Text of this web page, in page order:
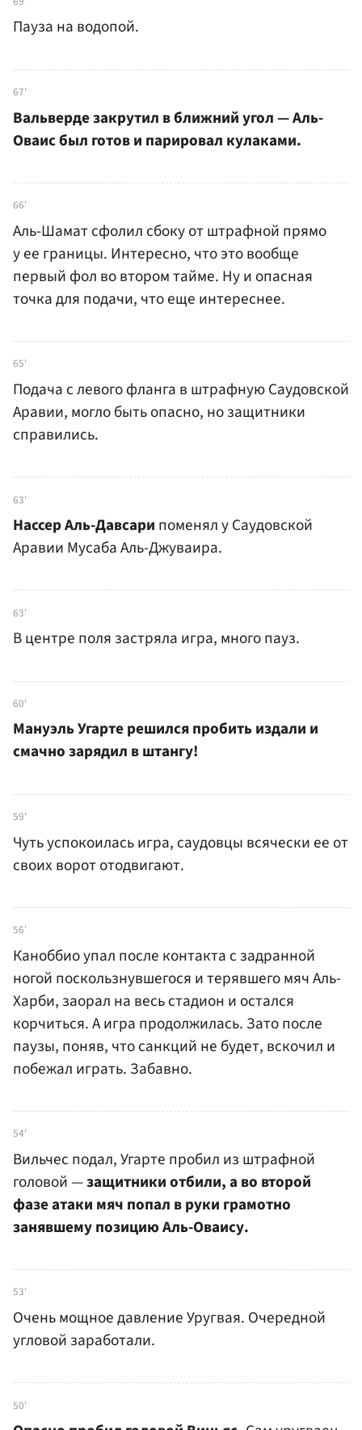
Пауза на водопой.
67'
Вальверде закрутил в ближний угол — Аль-
Оваис был готов и парировал кулаками.
66'
Аль-Шамат сфолил сбоку от штрафной прямо
у ее границы. Интересно, что это вообще
первый фол во втором тайме. Ну и опасная
точка для подачи, что еще интереснее.
65'
Подача с левого фланга в штрафную Саудовской
Аравии, могло быть опасно, но защитники
справились.
63'
Нассер Аль-Давсари поменял у Саудовской
Аравии Мусаба Аль-Джуваира.
63'
В центре поля застряла игра, много пауз.
60'
Мануэль Угарте решился пробить издали и
смачно зарядил в штангу!
59'
Чуть успокоилась игра, саудовцы всячески ее от
своих ворот отодвигают.
56'
Каноббио упал после контакта с задранной
ногой поскользнувшегося и терявшего мяч Аль-
Харби, заорал на весь стадион и остался
корчиться. А игра продолжилась. Зато после
паузы, поняв, что санкций не будет, вскочил и
побежал играть. Забавно.
54'
Вильчес подал, Угарте пробил из штрафной
головой —защитники отбили, а во второй
фазе атаки мяч попал в руки грамотно
занявшему позицию Аль-Оваису.
53'
Очень мощное давление Уругвая. Очередной
угловой заработали.
50'